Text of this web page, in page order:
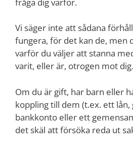
Vi säger inte att sådana
fungera, för det kan de, men
varför du väljer att stanna
varit, eller är, otrogen mot dig.
Om du är gift, har barn eller
koppling till dem (t.ex. ett
bankkonto eller ett
det skäl att försöka reda ut